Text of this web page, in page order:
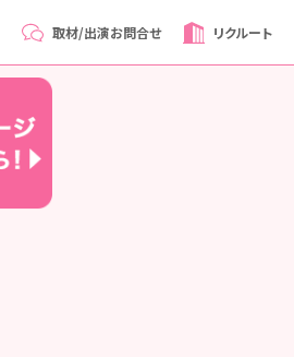
取材/出演お問合せ リクルート